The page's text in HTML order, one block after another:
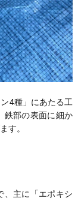
4種」にあたる工
鉄部の表面に細か
す。
、主に「エポキシ